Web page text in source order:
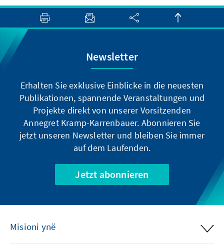
Newsletter
Erhalten Sie exklusive Einblicke in die neuesten
Publikationen, spannende Veranstaltungen und
Projekte direkt von unserer Vorsitzenden
Annegret Kramp-Karrenbauer. Abonnieren Sie
jetzt unseren Newsletter und bleiben Sie immer
auf dem Laufenden.
Jetzt abonnieren
Misioni ynë